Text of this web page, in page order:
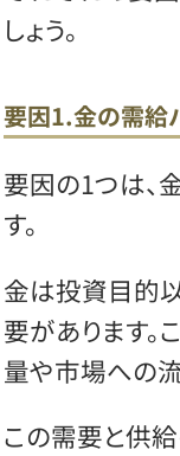
しょう。
要因1.金の需給
要因の1つは、
す。
金は投資目的
要があります
量や市場への
この需要と供